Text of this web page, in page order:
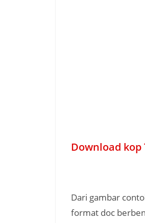
Download kop
Dari gambar
format doc